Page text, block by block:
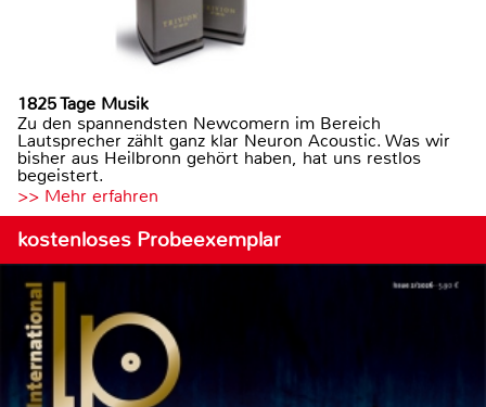
1825 Tage Musik
Zu den spannendsten Newcomern im Bereich
Lautsprecher zählt ganz klar Neuron Acoustic. Was wir
bisher aus Heilbronn gehört haben, hat uns restlos
begeistert.
>> Mehr erfahren
kostenloses Probeexemplar